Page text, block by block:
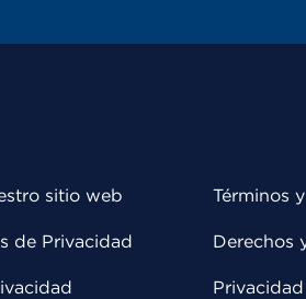
sitio web
de Privacidad
Términos
Derechos